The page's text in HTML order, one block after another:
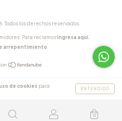
de cookies para
ENTENDIDO
0
Todos los derechos reservados.
Para reclamosingresa aquí.
arrepentimiento